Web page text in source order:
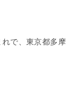
で、東京都多